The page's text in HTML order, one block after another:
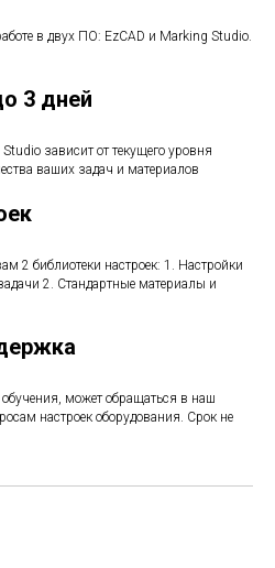
в двух ПО: EzCAD и Marking Studio.
3 дней
зависит от текущего уровня
ваших задач и материалов
2 библиотеки настроек: 1. Настройки
2. Стандартные материалы и
может обращаться в наш
настроек оборудования. Срок не